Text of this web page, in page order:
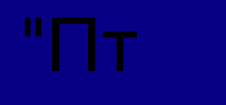
Форум"Пт